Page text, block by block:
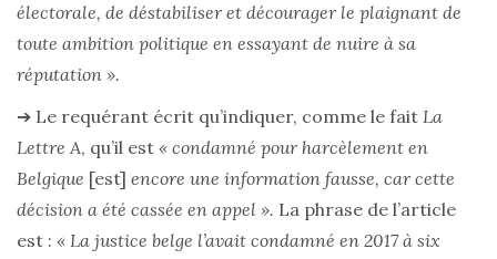
électorale, de déstabiliser et décourager le plaignant de
toute ambition politique en essayant de nuire à sa
réputation ».
➔ Le requérant écrit qu’indiquer, comme le fait La
Lettre A, qu’il est « condamné pour harcèlement en
Belgique [est] encore une information fausse, car cette
décision a été cassée en appel ». La phrase de l’article
est : « La justice belge l’avait condamné en 2017 à six